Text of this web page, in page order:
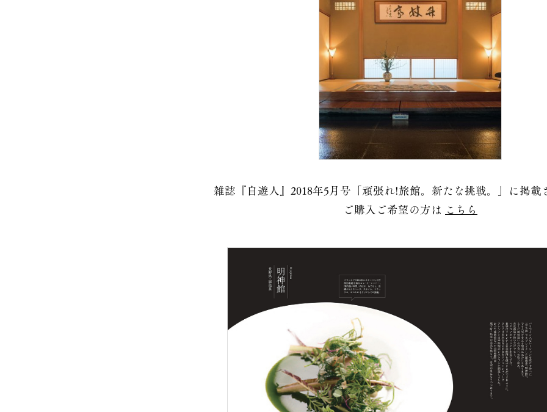
雑誌『自遊人』2018年5月号「頑張れ!旅館。新たな挑戦。」に掲載
ご購入ご希望の方は こちら